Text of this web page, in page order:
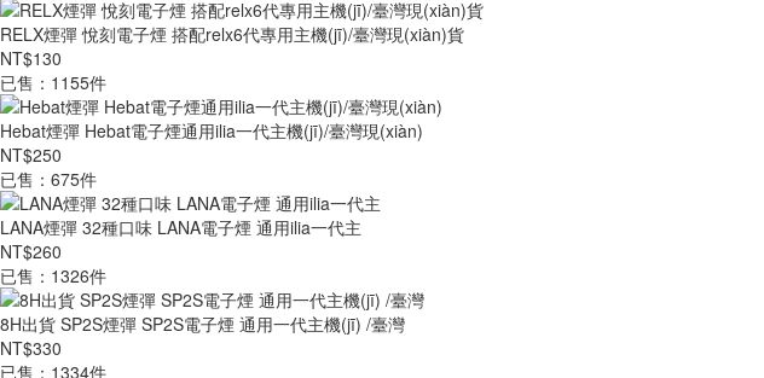
RELX煙彈 悅刻電子煙 搭配relx6代專用主機(jī)/臺灣現(xiàn)貨
NT$130
已售：1155件
Hebat煙彈 Hebat電子煙通用ilia一代主機(jī)/臺灣現(xiàn)
NT$250
已售：675件
LANA煙彈 32種口味 LANA電子煙 通用ilia一代主
NT$260
已售：1326件
8H出貨 SP2S煙彈 SP2S電子煙 通用一代主機(jī) /臺灣
NT$330
已售：1334件